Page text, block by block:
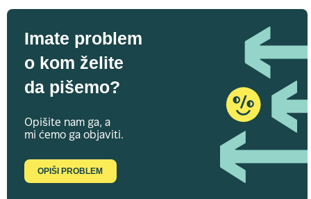
Imate problem
o kom želite
da pišemo?
Opišite nam ga, a
mi ćemo ga objaviti.
OPIŠI PROBLEM